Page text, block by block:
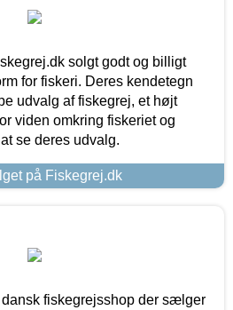
solgt godt og billigt
for fiskeri. Deres kendetegn
udvalg af fiskegrej, et højt
viden omkring fiskeriet og
se deres udvalg.
på Fiskegrej.dk
fiskegrejsshop der sælger